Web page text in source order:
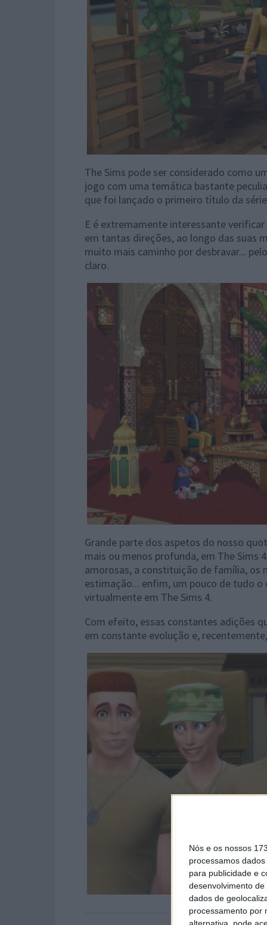
Nós e os nossos
processamos
para publicidade e
desenvolvimento de
dados de
processamento por
The Sims pode ser considerado como
jogo com uma temática bastante
que foi lançado o primeiro título da
E é extremamente interessante
em tantas direções, ao longo das suas
muito mais caminho por desbravar...
claro.
Grande parte dos aspetos do nosso
mais ou menos profunda, em The Sims
amorosas, a constituição de família, os
estimação... enfim, um pouco de tudo o
virtualmente em The Sims 4.
Com efeito, essas constantes adições
em constante evolução e,